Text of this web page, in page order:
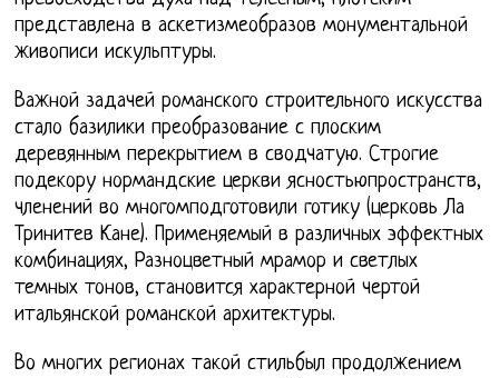
представлена в аскетизмеобразов монументальной
живописи искульптуры.
Важной задачей романского строительного искусства
стало базилики преобразование с плоским
деревянным перекрытием в сводчатую. Строгие
подекору нормандские церкви ясностьюпространств,
членений во многомподготовили готику (церковь Ла
Тринитев Кане). Применяемый в различных эффектных
комбинациях, Разноцветный мрамор и светлых
темных тонов, становится характерной чертой
итальянской романской архитектуры.
Во многих регионах такой стильбыл продолжением